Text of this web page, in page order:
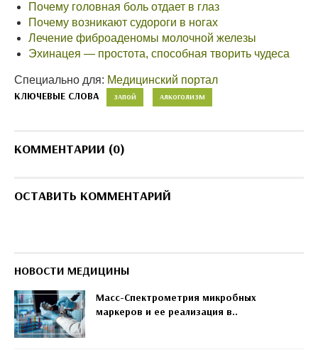
Почему головная боль отдает в глаз
Почему возникают судороги в ногах
Лечение фиброаденомы молочной железы
Эхинацея — простота, способная творить чудеса
Специально для: Медицинский портал
КЛЮЧЕВЫЕ СЛОВА ЗАПОЙ АЛКОГОЛИЗМ
КОММЕНТАРИИ (0)
ОСТАВИТЬ КОММЕНТАРИЙ
НОВОСТИ МЕДИЦИНЫ
Масс-Спектрометрия микробных
маркеров и ее реализация в..